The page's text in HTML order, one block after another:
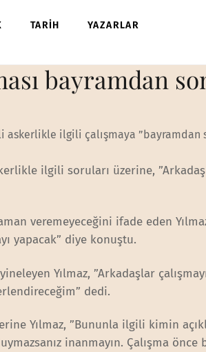
TARİH YAZARLAR
bayramdan
askerlikle ilgili çalışmaya ”bayramdan
ilgili soruları üzerine,
veremeyeceğini ifade eden
yapacak” diye konuştu.
Yılmaz, ”Arkadaşlar
dedi.
Yılmaz, ”Bununla ilgili kimin
inanmayın. Çalışma